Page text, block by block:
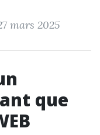
mars 2025
que